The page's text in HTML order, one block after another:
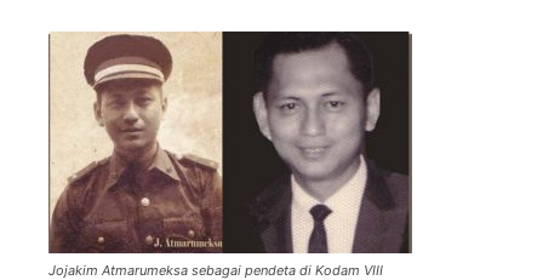
Jojakim Atmarumeksa sebagai pendeta di Kodam VIII